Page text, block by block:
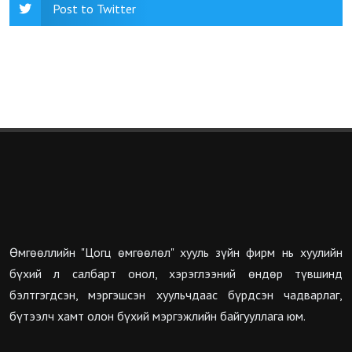
Post to Twitter
Өмгөөллийн "Цогц өмгөөлөл" хууль зүйн фирм нь хуулийн
бүхий л салбарт онол, хэрэглээний өндөр түвшинд
бэлтгэгдсэн, мэргэшсэн хуульчдаас бүрдсэн чадварлаг,
бүтээлч хамт олон бүхий мэргэжлийн байгууллага юм.